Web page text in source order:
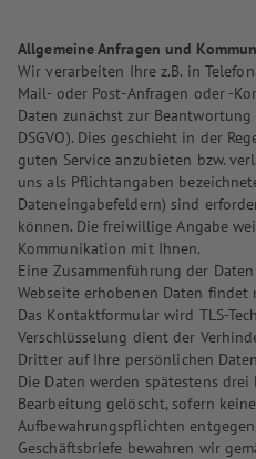
Allgemeine Anfragen und
Wir verarbeiten Ihre z.B. in
Mail- oder Post-Anfragen oder -
Daten zunächst zur
DSGVO). Dies geschieht in der
guten Service anzubieten bzw.
uns als Pflichtangaben
Dateneingabefeldern) sind
können. Die freiwillige Angabe
Kommunikation mit Ihnen.
Eine Zusammenführung der
Webseite erhobenen Daten findet
Das Kontaktformular wird TLS-
Verschlüsselung dient der
Dritter auf Ihre persönlichen
Die Daten werden spätestens
Bearbeitung gelöscht, sofern
Aufbewahrungspflichten
Geschäftsbriefe bewahren wir